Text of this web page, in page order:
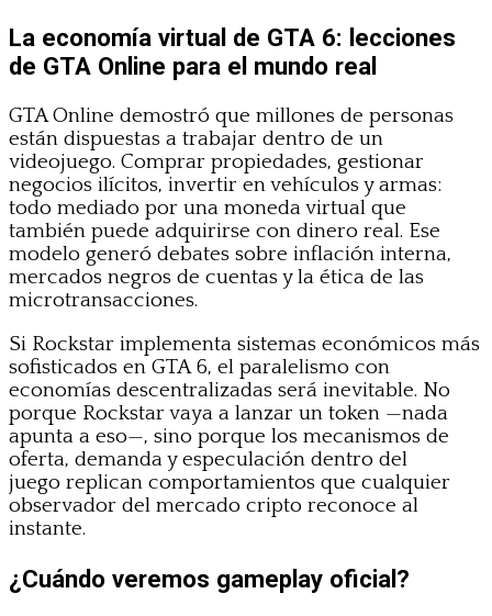
La economía virtual de GTA 6: lecciones
de GTA Online para el mundo real
GTA Online demostró que millones de personas
están dispuestas a trabajar dentro de un
videojuego. Comprar propiedades, gestionar
negocios ilícitos, invertir en vehículos y armas:
todo mediado por una moneda virtual que
también puede adquirirse con dinero real. Ese
modelo generó debates sobre inflación interna,
mercados negros de cuentas y la ética de las
microtransacciones.
Si Rockstar implementa sistemas económicos más
sofisticados en GTA 6, el paralelismo con
economías descentralizadas será inevitable. No
porque Rockstar vaya a lanzar un token —nada
apunta a eso—, sino porque los mecanismos de
oferta, demanda y especulación dentro del
juego replican comportamientos que cualquier
observador del mercado cripto reconoce al
instante.
¿Cuándo veremos gameplay oficial?